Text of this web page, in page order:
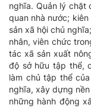
nghĩa. Quản lý chặt
quan nhà nước;
sản xã hội chủ
nhân, viên chức
tác xã sản xuất
độ sở hữu tập thể,
làm chủ tập thể
nghĩa, xây dựng
những hành động